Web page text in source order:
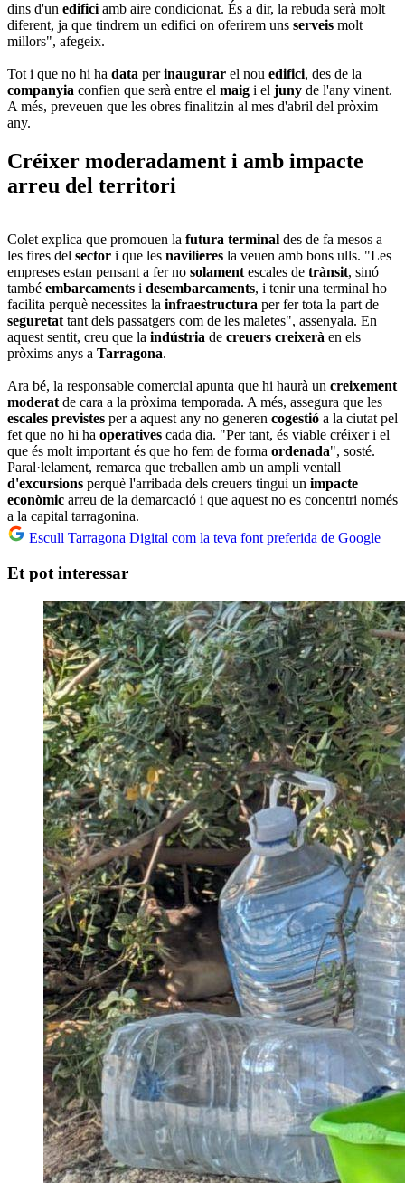
dins d'un edifici amb aire condicionat. És a dir, la rebuda serà molt
diferent, ja que tindrem un edifici on oferirem uns serveis molt
millors", afegeix.
Tot i que no hi ha data perinaugurar el nou edifici, des de la
companyia confien que serà entre el maig i el juny de l'any vinent.
A més, preveuen que les obres finalitzin al mes d'abril del pròxim
any.
Créixer moderadament i amb impacte
arreu del territori
Colet explica que promouen la futura terminal des de fa mesos a
les fires del sector i que les navilieres la veuen amb bons ulls. "Les
empreses estan pensant a fer no solamentescales de trànsit, sinó
també embarcaments i desembarcaments, i tenir una terminal ho
facilita perquè necessites la infraestructura per fer tota la part de
seguretattant dels passatgers com de les maletes", assenyala. En
aquest sentit, creu que la indústria de creuers creixerà en els
pròxims anys a Tarragona.
Ara bé, la responsable comercial apunta que hi haurà un creixement
moderatde cara a la pròxima temporada. A més, assegura que les
escales previstes per a aquest any no generen cogestió a la ciutat pel
fet que no hi ha operatives cada dia. "Per tant, és viable créixer i el
que és molt important és que ho fem de forma ordenada", sosté.
Paral·lelament, remarca que treballen amb un ampli ventall
d'excursions perquè l'arribada dels creuers tingui un impacte
econòmic arreu de la demarcació i que aquest no es concentri només
a la capital tarragonina.
Escull Tarragona Digital com la teva font preferida de Google
Et pot interessar